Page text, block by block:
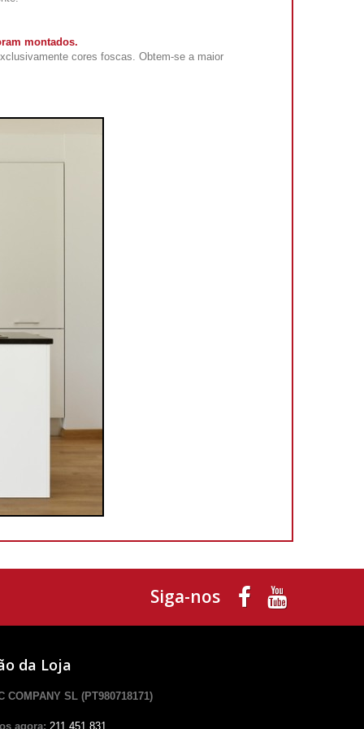
montados.
cores foscas. Obtem-se a maior
Siga-nos
da Loja
COMPANY SL (PT980718171)
agora: 211.451.831